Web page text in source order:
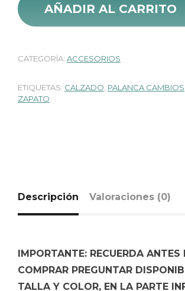
$ 12.000.
$
AÑADIR AL CARRITO
CATEGORÍA: ACCESORIOS
ETIQUETAS: CALZADO, PALANCA CAMBIOS
ZAPATO
Descripción Valoraciones (0)
IMPORTANTE: RECUERDA ANTES
COMPRAR PREGUNTAR
TALLA Y COLOR, EN LA PARTE